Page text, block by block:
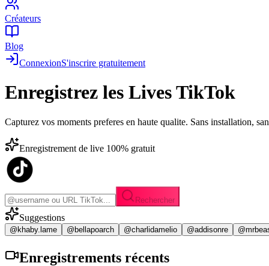
Créateurs
Blog
ConnexionS'inscrire gratuitement
Enregistrez les Lives TikTok
Capturez vos moments preferes en haute qualite. Sans installation,
Enregistrement de live 100% gratuit
Rechercher
Suggestions
@khaby.lame @bellapoarch @charlidamelio @addisonre
Enregistrements récents